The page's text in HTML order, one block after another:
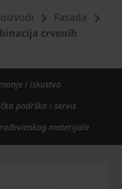
Fasada
crvenih
i iskustvo
podrška i servis
materijala